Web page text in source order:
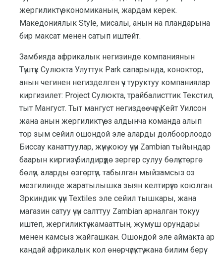
жергиликтүү экономиканын, жардам керек.
Македониялык Style, мисалы, анын на пландарына
бир максат менен сатып иштейт.
Замбияда африкалык негизинде компаниянын
Түштүк Сулюкта Улуттук Park сапарында, коноктор,
анын чегинен негизделген үч туруктуу компаниялар
киргизилет: Project Сулюкта, трайбалисттик Текстил,
тыт Мангуст. Тыт мангуст негиздөөчүсү Кейт Уилсон
жана анын жергиликтүү өз алдынча команда алып
тор зым сейил ошондой эле аларды долбоорлоодо
Биссау канаттуулар, жүнү коюу үчүн Zambian тыйындар
баарын киргизүү билдирүүдө зергер сулуу бөлүктөргө
бөлүп, аларды өзгөртүп, табылган мыйзамсыз оз
мезгилинде жаратылышка зыян келтирүүгө коюлган.
Эркиндик үчүн Textiles эле сейил тышкары, жана
магазин сатуу үчүн салттуу Zambian арналган токуу
иштеп, жергиликтүү жамааттын, жумуш орундары
менен камсыз жайгашкан. Ошондой эле аймакта ар
кандай африкалык кол өнөрчүлүктү жана билим берүү